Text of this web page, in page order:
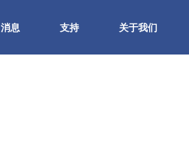
消息 支持 关于我们